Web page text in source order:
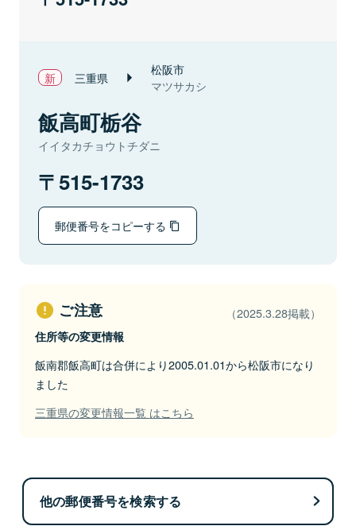
三重県 松阪市
マツサカシ
飯高町栃谷
イイタカチョウトチダニ
515-1733
郵便番号をコピーする
ご注意 （2025.3.28掲載）
住所等の変更情報
飯南郡飯高町は合併により2005.01.01から松阪市になり
ました
三重県の変更情報一覧 はこちら
他の郵便番号を検索する